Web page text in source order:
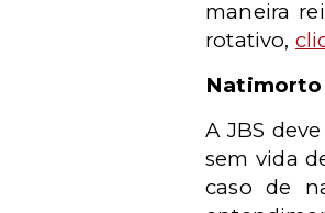
maneira
rotativo,
Natimorto
A JBS
sem vida
caso de